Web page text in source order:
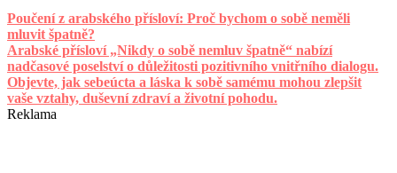
Poučení z arabského přísloví: Proč bychom o sobě neměli
mluvit špatně?
Arabské přísloví „Nikdy o sobě nemluv špatně“ nabízí
nadčasové poselství o důležitosti pozitivního vnitřního dialogu.
Objevte, jak sebeúcta a láska k sobě samému mohou zlepšit
vaše vztahy, duševní zdraví a životní pohodu.
Reklama